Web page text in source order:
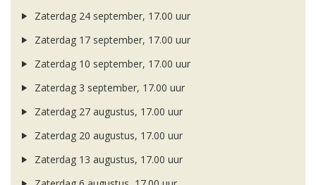
Zaterdag 24 september, 17.00 uur
Zaterdag 17 september, 17.00 uur
Zaterdag 10 september, 17.00 uur
Zaterdag 3 september, 17.00 uur
Zaterdag 27 augustus, 17.00 uur
Zaterdag 20 augustus, 17.00 uur
Zaterdag 13 augustus, 17.00 uur